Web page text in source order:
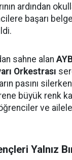
ardından
başarı
sahne alan
Orkestrası
pasını
büyük renk
ve
Yalnız